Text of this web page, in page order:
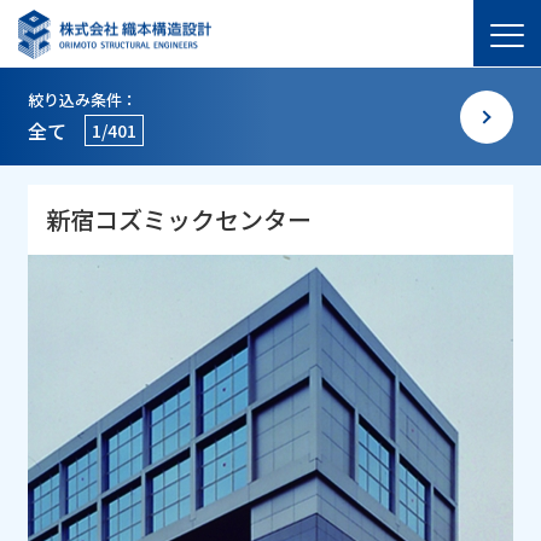
絞り込み条件：
全て 1/401
新宿コズミックセンター